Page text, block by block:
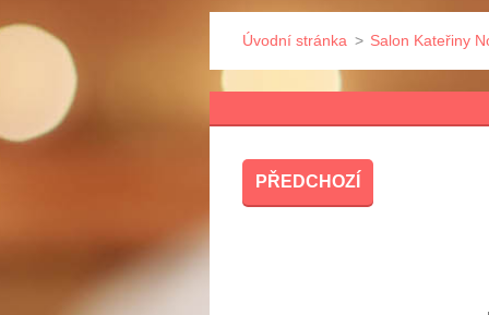
Úvodní stránka > Salon Kateřiny
PŘEDCHOZÍ